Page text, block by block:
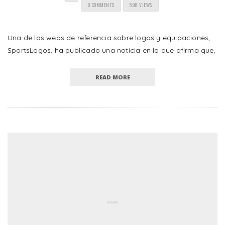
0 COMMENTS 598 VIEWS
Una de las webs de referencia sobre logos y equipaciones,
SportsLogos, ha publicado una noticia en la que afirma que,
READ MORE